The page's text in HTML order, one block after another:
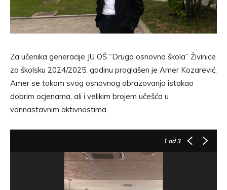
Za učenika generacije JU OŠ “Druga osnovna škola” Živinice
za školsku 2024/2025. godinu proglašen je Amer Kozarević.
Amer se tokom svog osnovnog obrazovanja istakao
dobrim ocjenama, ali i velikim brojem učešća u
vannastavnim aktivnostima.
1 od 3